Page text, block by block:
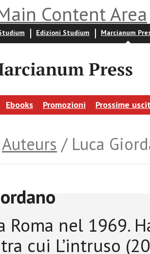
Content Area
Edizioni Studium Marcianum
Ebooks Promozioni Prossime
Auteurs / Luca
Roma nel 1969.
cui L’intruso